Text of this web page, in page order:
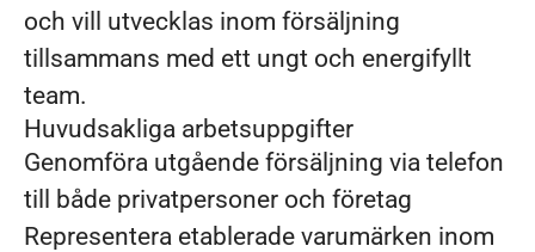
och vill utvecklas inom försäljning
tillsammans med ett ungt och energifyllt
team.
Huvudsakliga arbetsuppgifter
Genomföra utgående försäljning via telefon
till både privatpersoner och företag
Representera etablerade varumärken inom